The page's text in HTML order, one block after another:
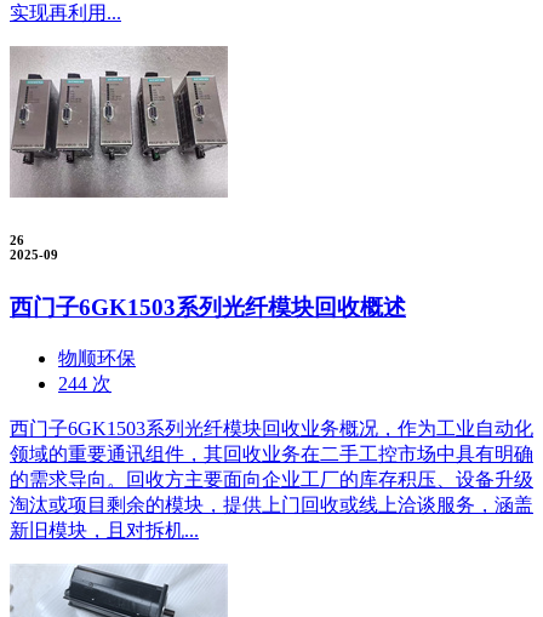
实现再利用...
26
2025-09
西门子6GK1503系列光纤模块回收概述
物顺环保
244 次
西门子6GK1503系列光纤模块回收业务概况，作为工业自动化
领域的重要通讯组件，其回收业务在二手工控市场中具有明确
的需求导向。回收方主要面向企业工厂的库存积压、设备升级
淘汰或项目剩余的模块，提供上门回收或线上洽谈服务，涵盖
新旧模块，且对拆机...